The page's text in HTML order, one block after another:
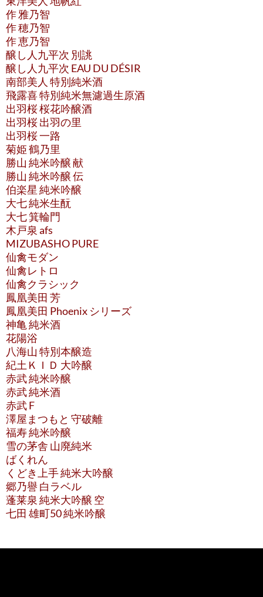
作 雅乃智
作 穂乃智
作 恵乃智
醸し人九平次 別誂
醸し人九平次 EAU DU DÉSIR
南部美人 特別純米酒
飛露喜 特別純米無濾過生原酒
出羽桜 桜花吟醸酒
出羽桜 出羽の里
出羽桜 一路
菊姫 鶴乃里
勝山 純米吟醸 献
勝山 純米吟醸 伝
伯楽星 純米吟醸
大七 純米生酛
大七 箕輪門
木戸泉 afs
MIZUBASHO PURE
仙禽モダン
仙禽レトロ
仙禽クラシック
鳳凰美田 芳
鳳凰美田 Phoenix シリーズ
神亀 純米酒
花陽浴
八海山 特別本醸造
紀土ＫＩＤ 大吟醸
赤武 純米吟醸
赤武 純米酒
赤武 F
澤屋まつもと 守破離
福寿 純米吟醸
雪の茅舎 山廃純米
ばくれん
くどき上手 純米大吟醸
郷乃譽 白ラベル
蓬莱泉 純米大吟醸 空
七田 雄町50 純米吟醸